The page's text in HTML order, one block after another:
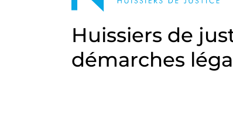
Huissiers de
démarches